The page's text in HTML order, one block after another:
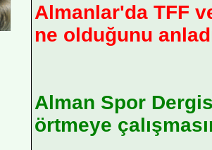
Almanlar'da TFF
ne olduğunu
Alman Spor
örtmeye